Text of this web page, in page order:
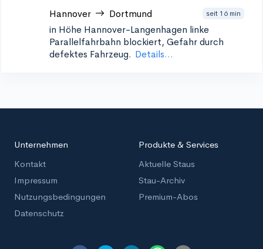
Hannover Dortmund seit 16 min
in Höhe Hannover-Langenhagen linke
Parallelfahrbahn blockiert, Gefahr durch
defektes Fahrzeug. Details...
Unternehmen
Kontakt
Impressum
Nutzungsbedingungen
Datenschutz
Produkte & Services
Aktuelle Staus
Stau-Archiv
Premium-Abos